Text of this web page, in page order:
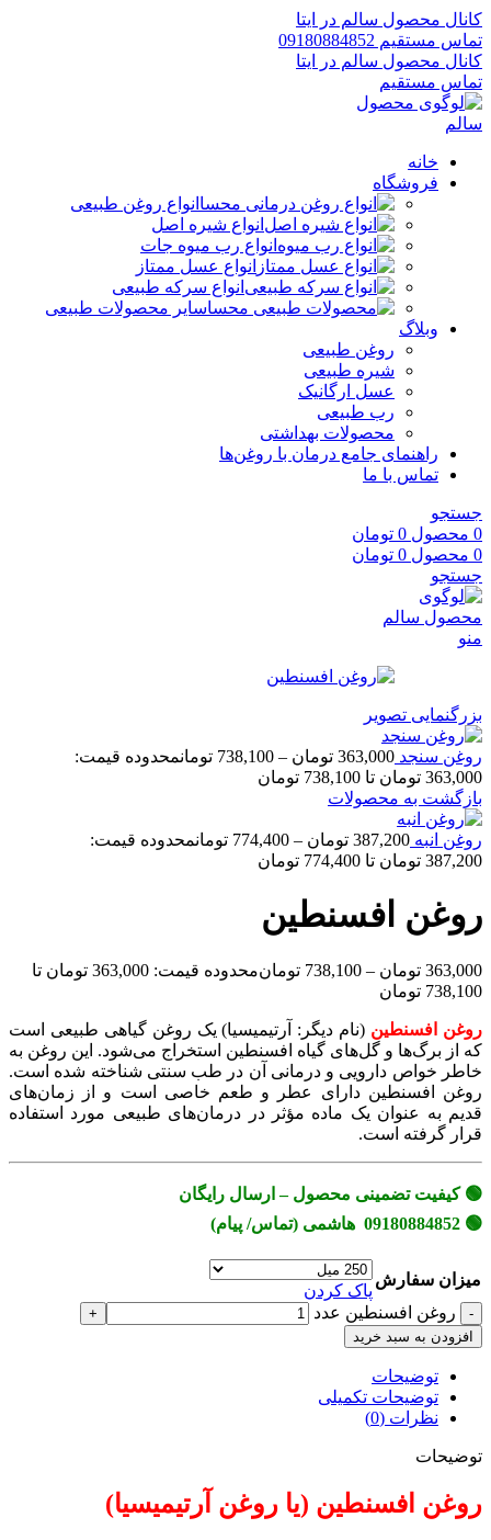
کانال محصول سالم در ایتا
تماس مستقیم 09180884852
کانال محصول سالم در ایتا
تماس مستقیم
خانه
فروشگاه
انواع روغن طبیعی
انواع شیره اصل
انواع رب میوه جات
انواع عسل ممتاز
انواع سرکه طبیعی
سایر محصولات طبیعی
وبلاگ
روغن طبیعی
شیره طبیعی
عسل ارگانیک
رب طبیعی
محصولات بهداشتی
راهنمای جامع درمان با روغن‌ها
تماس با ما
جستجو
0 محصول 0 تومان
0 محصول 0 تومان
جستجو
منو
بزرگنمایی تصویر
روغن سنجد 363,000 تومان –
738,100 تومانمحدوده قیمت:
363,000 تومان تا 738,100 تومان
بازگشت به محصولات
روغن انبه 387,200 تومان –
774,400 تومانمحدوده قیمت:
387,200 تومان تا 774,400 تومان
روغن افسنطین
363,000 تومان –
738,100 تومان
محدوده قیمت: 363,000 تومان تا
738,100 تومان
روغن افسنطین (نام دیگر: آرتیمیسیا) یک روغن گیاهی طبیعی است
که از برگ‌ها و گل‌های گیاه افسنطین استخراج می‌شود. این روغن به
خاطر خواص دارویی و درمانی‌ آن در طب سنتی شناخته شده است.
روغن افسنطین دارای عطر و طعم خاصی است و از زمان‌های
قدیم به عنوان یک ماده مؤثر در درمان‌های طبیعی مورد استفاده
قرار گرفته است.
🟢 کیفیت تضمینی محصول – ارسال رایگان
🟢 09180884852 هاشمی (تماس/ پیام)
میزان سفارش
پاک کردن
روغن افسنطین عدد
افزودن به سبد خرید
توضیحات
توضیحات تکمیلی
نظرات (0)
توضیحات
روغن افسنطین (یا روغن آرتیمیسیا)